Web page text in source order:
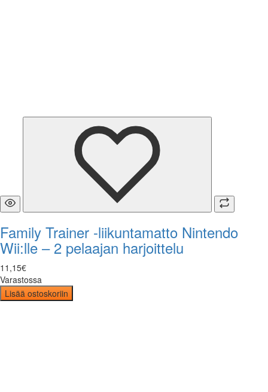
Family Trainer -liikuntamatto Nintendo
Wii:lle – 2 pelaajan harjoittelu
11 ,15€
Varastossa
Lisää ostoskoriin